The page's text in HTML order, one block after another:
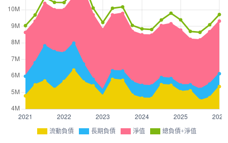
流動負債 長期負債 淨值 總負債+淨值